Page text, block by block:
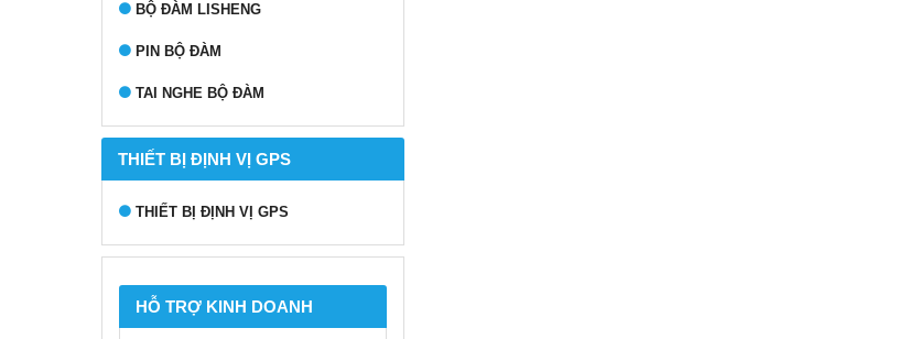
BỘ ĐÀM LISHENG
PIN BỘ ĐÀM
TAI NGHE BỘ ĐÀM
THIẾT BỊ ĐỊNH VỊ GPS
THIẾT BỊ ĐỊNH VỊ GPS
HỖ TRỢ KINH DOANH